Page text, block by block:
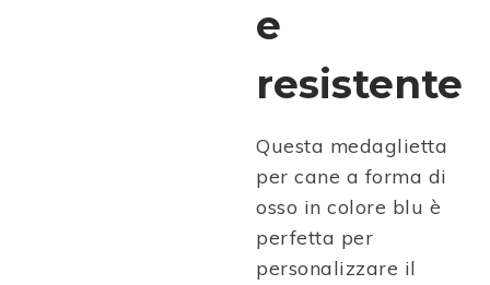
e
resistente
Questa medaglietta
per cane a forma di
osso in colore blu è
perfetta per
personalizzare il